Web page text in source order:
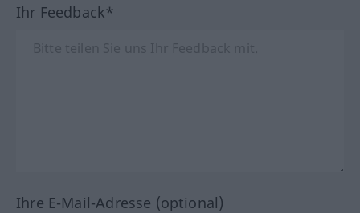
Ihr Feedback*
Ihre E-Mail-Adresse (optional)